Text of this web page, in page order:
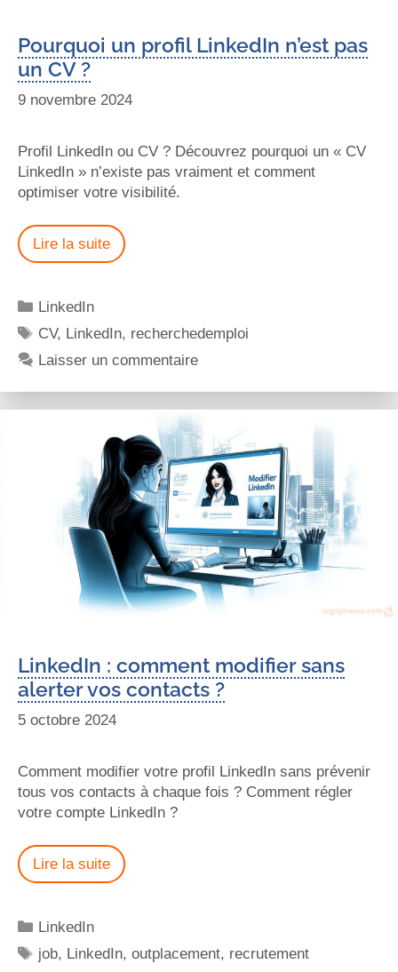
Pourquoi un profil LinkedIn n’est pas
un CV ?
9 novembre 2024
Profil LinkedIn ou CV ? Découvrez pourquoi un « CV
LinkedIn » n’existe pas vraiment et comment
optimiser votre visibilité.
Lire la suite
LinkedIn
CV, LinkedIn, recherchedemploi
Laisser un commentaire
LinkedIn : comment modifier sans
alerter vos contacts ?
5 octobre 2024
Comment modifier votre profil LinkedIn sans prévenir
tous vos contacts à chaque fois ? Comment régler
votre compte LinkedIn ?
Lire la suite
LinkedIn
job, LinkedIn,outplacement, recrutement